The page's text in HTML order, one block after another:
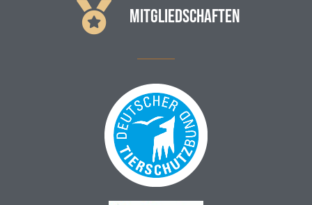
MITGLIEDSCHAFTEN